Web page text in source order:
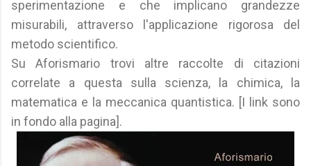
sperimentazione e che implicano grandezze
misurabili, attraverso l'applicazione rigorosa del
metodo scientifico.
Su Aforismario trovi altre raccolte di citazioni
correlate a questa sulla scienza, la chimica, la
matematica e la meccanica quantistica. [I link sono
in fondo alla pagina].